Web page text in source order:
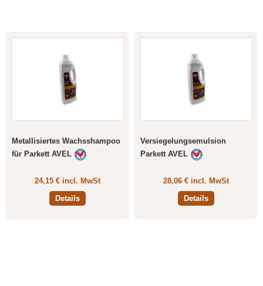
Metallisiertes Wachsshampoo
für Parkett AVEL
24,15 € incl. MwSt
Details
Versiegelungsemulsion
Parkett AVEL
28,06 € incl. MwSt
Details